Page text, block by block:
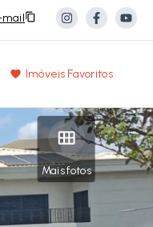
Imóveis Favoritos
Mais fotos